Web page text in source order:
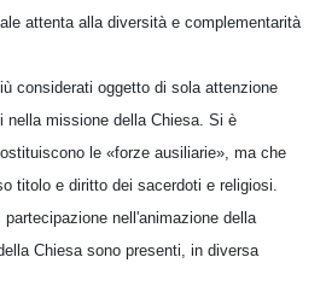
attenta alla diversità e complementarità
considerati oggetto di sola attenzione
nella missione della Chiesa. Si è
le «forze ausiliarie», ma che
titolo e diritto dei sacerdoti e religiosi.
nell'animazione della
Chiesa sono presenti, in diversa